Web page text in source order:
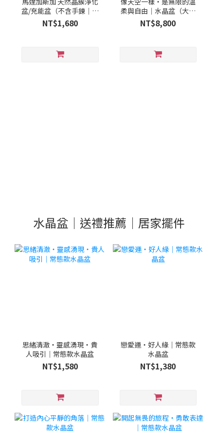
盆/充能盆（不含手鍊｜手
鍊為示意）
NT$1,680
柔與自由｜水晶盆（大盆
款）
NT$8,800
水晶盆｜送禮推薦｜居家擺件
思緒清澈・靈感湧現・貴
人吸引｜常態款水晶盆
NT$1,580
戀愛運・好人緣｜常態款
水晶盆
NT$1,380